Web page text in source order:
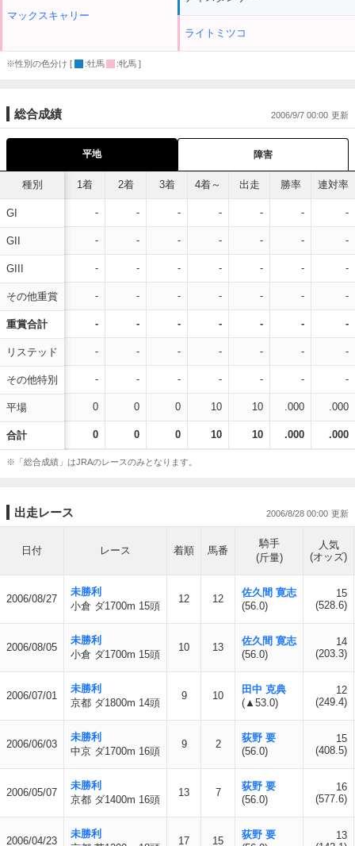
マックスキャリー
ライトミツコ
※性別の色分け [ :牡馬 :牝馬 ]
総合成績 2006/9/7 00:00
平地 障害
種別
GI
GII
GIII
その他重賞
重賞合計
リステッド
その他特別
平場
合計
1着 2着 3着 4着～ 出走 勝率 連対率
- - - - - - -
- - - - - - -
- - - - - - -
- - - - - - -
- - - - - - -
- - - - - - -
- - - - - - -
0 0 0 10 10 .000 .000
0 0 0 10 10 .000 .000
※「総合成績」はJRAのレースのみとなります。
出走レース 2006/8/28 00:00
日付 レース 着順 馬番
騎手
(斤量)
人気
(オッズ)
2006/08/27
未勝利
小倉 ダ1700m 15頭
12 12
佐久間 寛志
(56.0)
15
(528.6)
2006/08/05
未勝利
小倉 ダ1700m 15頭
10 13
佐久間 寛志
(56.0)
14
(203.3)
2006/07/01
未勝利
京都 ダ1800m 14頭
9 10
田中 克典
(▲53.0)
12
(249.4)
2006/06/03
未勝利
中京 ダ1700m 16頭
9 2
荻野 要
(56.0)
15
(408.5)
2006/05/07
未勝利
京都 ダ1400m 16頭
13 7
荻野 要
(56.0)
16
(577.6)
2006/04/23
未勝利
17 15
荻野 要
13